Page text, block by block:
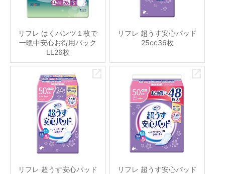
リフレ はくパンツ１枚で
一晩中安心お得用パック
LL26枚
リフレ 超うす安心パッド
25cc36枚
リフレ 超うす安心パッド
リフレ 超うす安心パッド